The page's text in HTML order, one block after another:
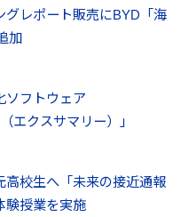
グレポート販売にBYD「海
加
ソフトウェア
エクスサマリー）」
高校生へ「未来の接近通報
験授業を実施